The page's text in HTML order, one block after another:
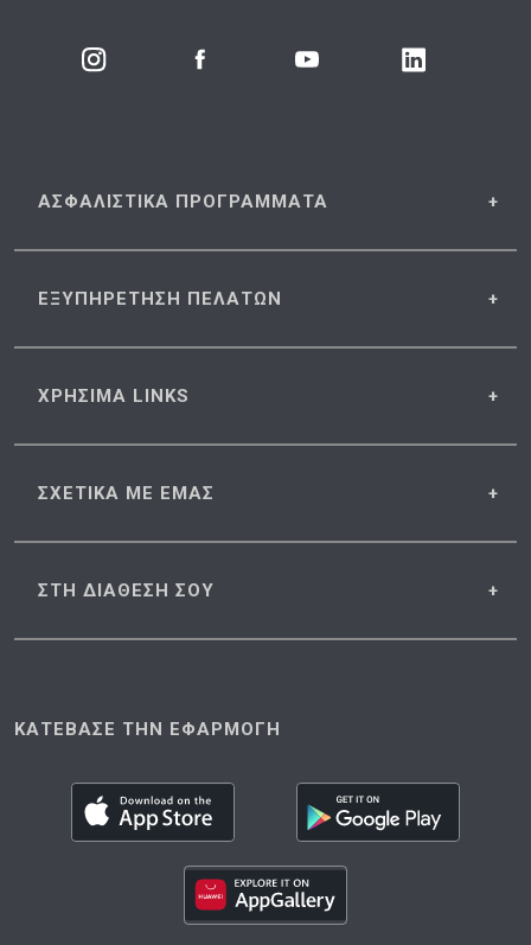
ΑΣΦΑΛΙΣΤΙΚΑ ΠΡΟΓΡΑΜΜΑΤΑ
ΕΞΥΠΗΡΕΤΗΣΗ ΠΕΛΑΤΩΝ
ΧΡΗΣΙΜΑ LINKS
ΣΧΕΤΙΚΑ ΜΕ ΕΜΑΣ
ΣΤΗ ΔΙΑΘΕΣΗ ΣΟΥ
ΚΑΤΕΒΑΣΕ ΤΗΝ ΕΦΑΡΜΟΓΗ